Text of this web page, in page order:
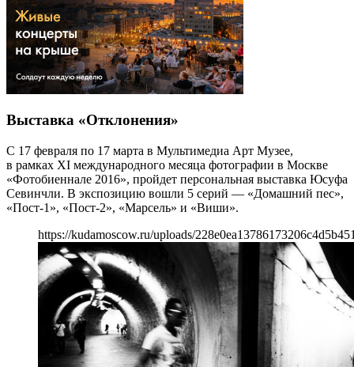
Выставка «Отклонения»
С 17 февраля по 17 марта в Мультимедиа Арт Музее,
в рамках XI международного месяца фотографии в Москве
«Фотобиеннале 2016», пройдет персональная выставка Юсуфа
Севинчли. В экспозицию вошли 5 серий — «Домашний пес»,
«Пост-1», «Пост-2», «Марсель» и «Виши».
https://kudamoscow.ru/uploads/